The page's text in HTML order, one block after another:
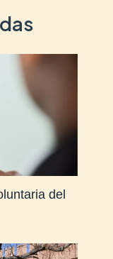
del